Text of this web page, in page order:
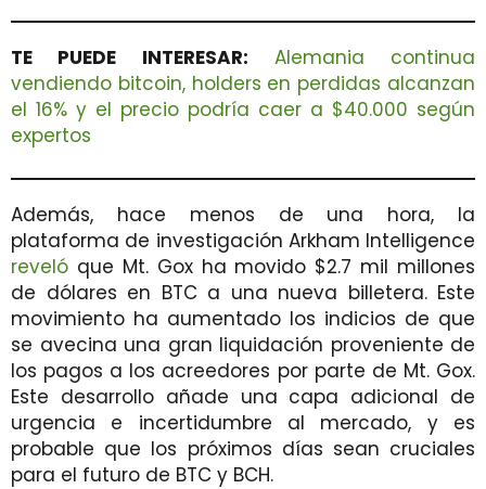
TE PUEDE INTERESAR:
Alemania continua
vendiendo bitcoin, holders en perdidas alcanzan
el 16% y el precio podría caer a $40.000 según
expertos
Además, hace menos de una hora, la
plataforma de investigación Arkham Intelligence
reveló que Mt. Gox ha movido $2.7 mil millones
de dólares en BTC a una nueva billetera. Este
movimiento ha aumentado los indicios de que
se avecina una gran liquidación proveniente de
los pagos a los acreedores por parte de Mt. Gox.
Este desarrollo añade una capa adicional de
urgencia e incertidumbre al mercado, y es
probable que los próximos días sean cruciales
para el futuro de BTC y BCH.